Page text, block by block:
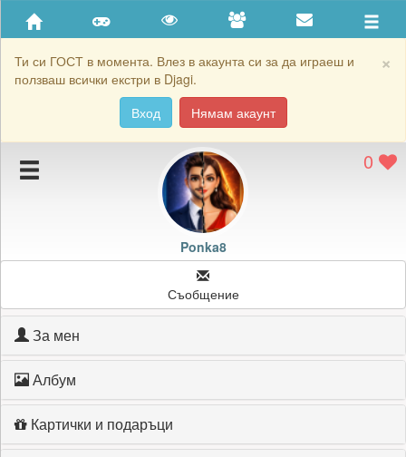
×
Ти си ГОСТ в момента. Влез в акаунта си за да играеш и
ползваш всички екстри в Djagi.
Вход
Нямам акаунт
Приятели
Хронология на игри
Подаръците на Ponka8
Картичките на Ponka8
0
Ponka8
Съобщение
За мен
Албум
Картички и подаръци